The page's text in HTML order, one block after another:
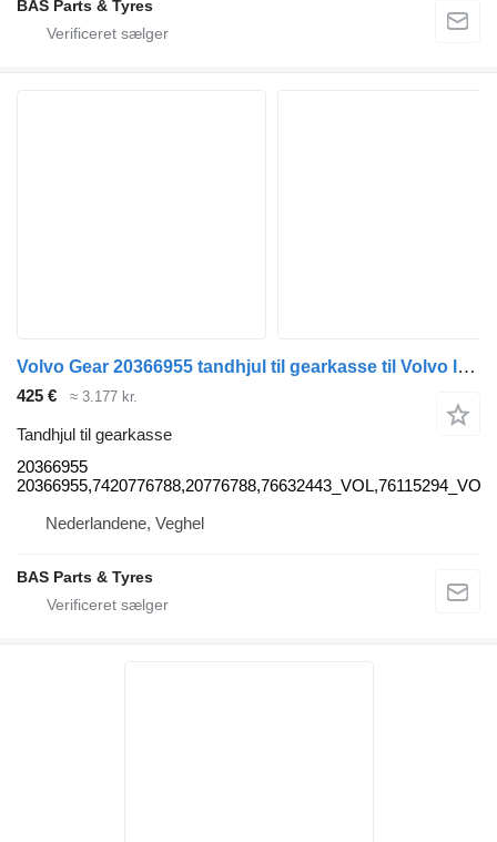
BAS Parts & Tyres
Volvo Gear 20366955 tandhjul til gearkasse til Volvo lastbil
425 € ≈ 3.177 kr.
Tandhjul til gearkasse
20366955
Nederlandene, Veghel
BAS Parts & Tyres